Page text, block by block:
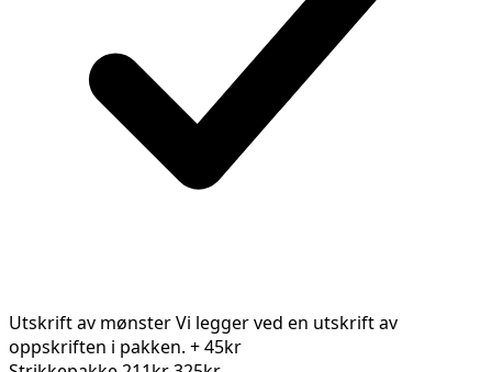
Utskrift av mønsterVi legger ved en utskrift av
oppskriften i pakken. + 45kr